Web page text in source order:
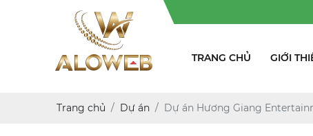
Chuyên
TRANG CHỦ GIỚI
Trang chủ Dự án Dự án Hương Giang